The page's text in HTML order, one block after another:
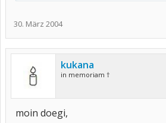
30. März 2004
kukana
in memoriam †
moin doegi,